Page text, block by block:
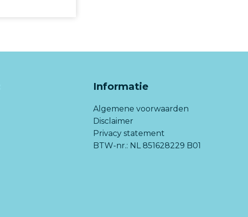
Informatie
Algemene voorwaarden
Disclaimer
Privacy statement
BTW-nr.: NL 851628229 B01